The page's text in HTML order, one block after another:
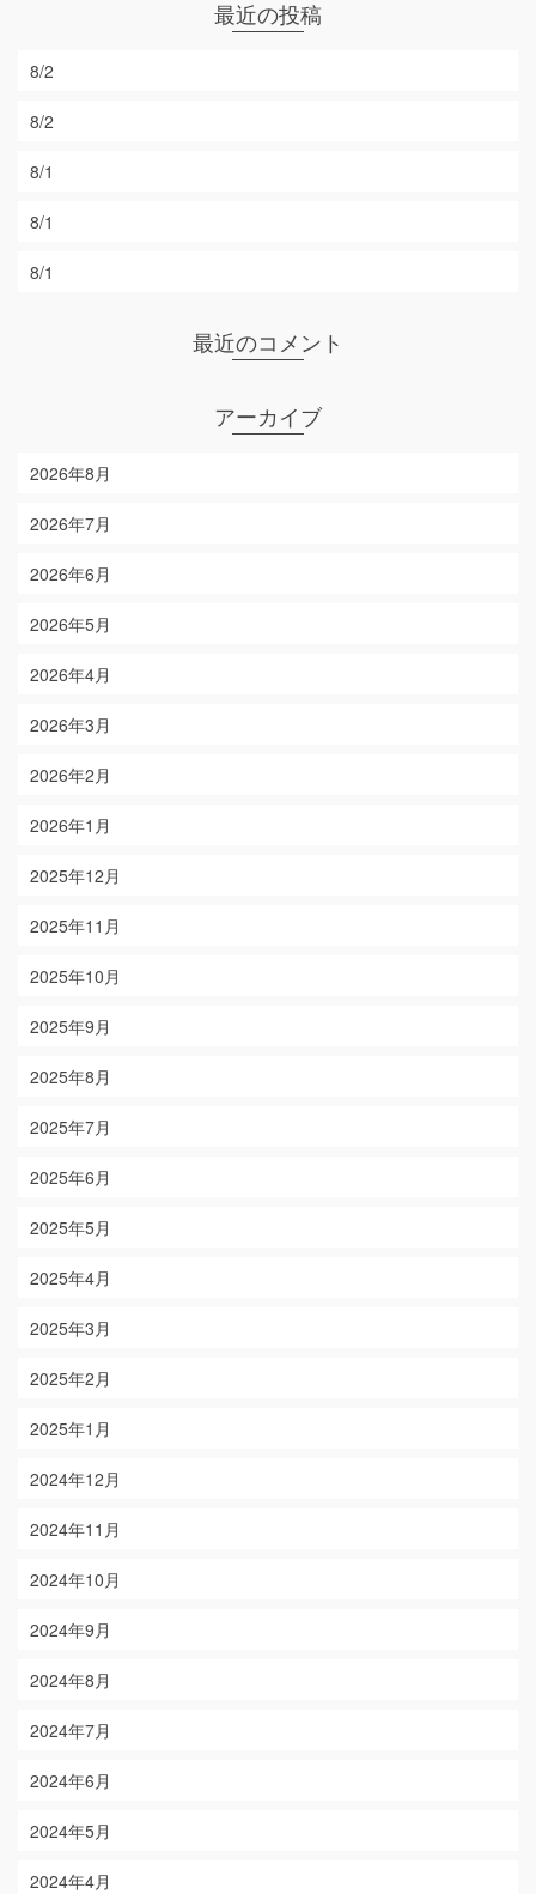
最近の投稿
8/2
8/2
8/1
8/1
8/1
最近のコメント
アーカイブ
2026年8月
2026年7月
2026年6月
2026年5月
2026年4月
2026年3月
2026年2月
2026年1月
2025年12月
2025年11月
2025年10月
2025年9月
2025年8月
2025年7月
2025年6月
2025年5月
2025年4月
2025年3月
2025年2月
2025年1月
2024年12月
2024年11月
2024年10月
2024年9月
2024年8月
2024年7月
2024年6月
2024年5月
2024年4月